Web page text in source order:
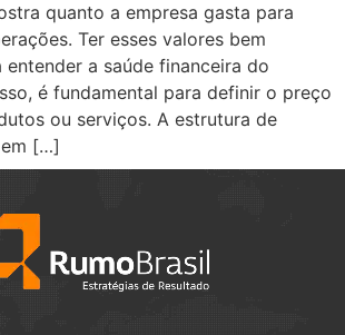
quanto a empresa gasta para
Ter esses valores bem
a saúde financeira do
é fundamental para definir o preço
ou serviços. A estrutura de
[…]